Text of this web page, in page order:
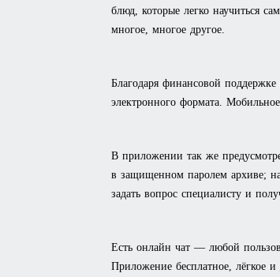
блюд, которые легко научиться
многое, многое другое.
Благодаря финансовой
электронного формата.
В приложении так же
в защищенном паролем архиве;
задать вопрос специалисту и
Есть онлайн чат — любой
Приложение бесплатное, лёгкое